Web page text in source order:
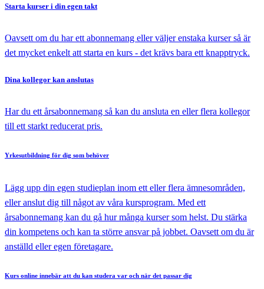
Starta kurser i din egen takt
Oavsett om du har ett abonnemang eller väljer enstaka kurser så är
det mycket enkelt att starta en kurs - det krävs bara ett knapptryck.
Dina kollegor kan anslutas
Har du ett årsabonnemang så kan du ansluta en eller flera kollegor
till ett starkt reducerat pris.
Yrkesutbildning för dig som behöver
Lägg upp din egen studieplan inom ett eller flera ämnesområden,
eller anslut dig till något av våra kursprogram. Med ett
årsabonnemang kan du gå hur många kurser som helst. Du stärka
din kompetens och kan ta större ansvar på jobbet. Oavsett om du är
anställd eller egen företagare.
Kurs online innebär att du kan studera var och när det passar dig